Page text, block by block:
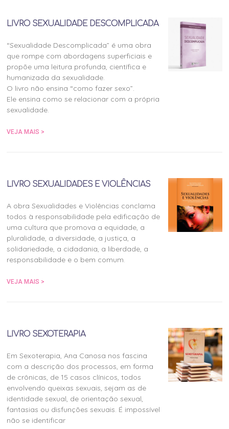
LIVRO SEXUALIDADE DESCOMPLICADA
“Sexualidade Descomplicada” é uma obra
que rompe com abordagens superficiais e
propõe uma leitura profunda, científica e
humanizada da sexualidade.
O livro não ensina “como fazer sexo”.
Ele ensina como se relacionar com a própria
sexualidade.
VEJA MAIS >
LIVRO SEXUALIDADES E VIOLÊNCIAS
A obra Sexualidades e Violências conclama
todos à responsabilidade pela edificação de
uma cultura que promova a equidade, a
pluralidade, a diversidade, a justiça, a
solidariedade, a cidadania, a liberdade, a
responsabilidade e o bem comum.
VEJA MAIS >
LIVRO SEXOTERAPIA
Em Sexoterapia, Ana Canosa nos fascina
com a descrição dos processos, em forma
de crônicas, de 15 casos clínicos, todos
envolvendo queixas sexuais, sejam as de
identidade sexual, de orientação sexual,
fantasias ou disfunções sexuais. É impossível
não se identificar